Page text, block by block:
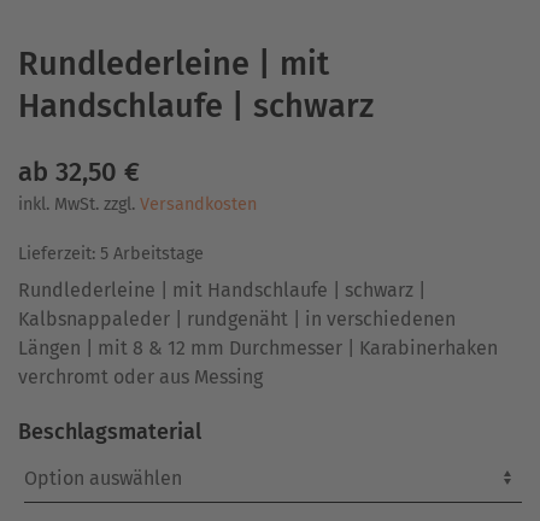
Rundlederleine | mit
Handschlaufe | schwarz
ab 32,50 €
inkl. MwSt. zzgl. Versandkosten
Lieferzeit: 5 Arbeitstage
Rundlederleine | mit Handschlaufe | schwarz |
Kalbsnappaleder | rundgenäht | in verschiedenen
Längen | mit 8 & 12 mm Durchmesser | Karabinerhaken
verchromt oder aus Messing
Beschlagsmaterial